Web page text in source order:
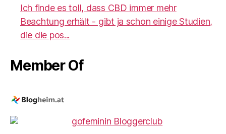
Ich finde es toll, dass CBD immer mehr
Beachtung erhält - gibt ja schon einige Studien,
die die pos...
Member Of